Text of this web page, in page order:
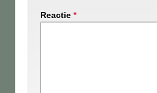
Reactie *